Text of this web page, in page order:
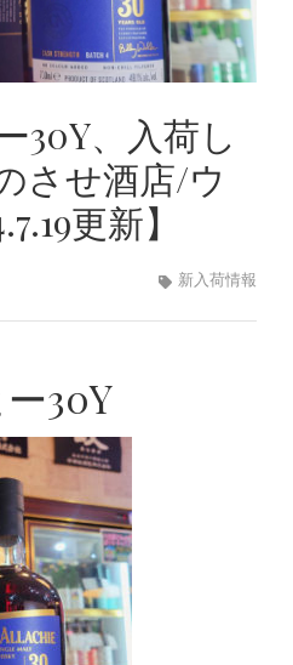
30Y、入荷し
させ酒店/ウ
更新】
新入荷情報
30Y